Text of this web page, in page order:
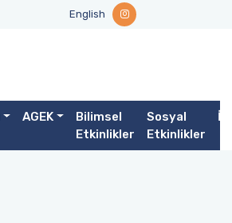
English
AGEK
Bilimsel
Etkinlikler
Sosyal
Etkinlikler